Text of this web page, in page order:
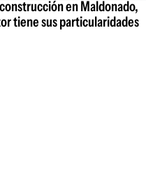
en Maldonado,
tiene sus particularidades